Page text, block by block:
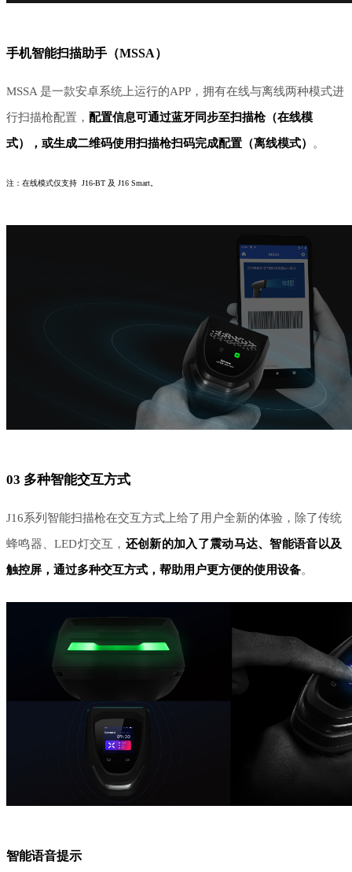
手机智能扫描助手（MSSA）
MSSA 是一款安卓系统上运行的APP，拥有在线与离线两种模式进
行扫描枪配置， 配置信息可通过蓝牙同步至扫描枪（在线模
式），或生成二维码使用扫描枪扫码完成配置（离线模式） 。
注：在线模式仅支持 J16-BT 及 J16 Smart。
03 多种智能交互方式
J16系列智能扫描枪在交互方式上给了用户全新的体验，除了传统
蜂鸣器、LED灯交互， 还创新的加入了震动马达、智能语音以及
触控屏，通过多种交互方式，帮助用户更方便的使用设备。
智能语音提示